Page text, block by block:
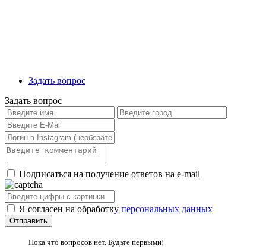
Задать вопрос
Задать вопрос
Подписаться на получение ответов на e-mail
Я согласен на обработку персональных данных
Пока что вопросов нет. Будьте первыми!